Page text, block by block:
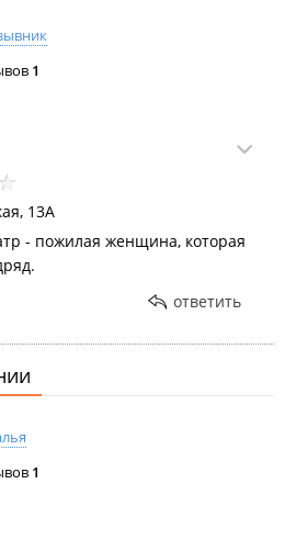
1
13А
- пожилая женщина, которая
ответить
1